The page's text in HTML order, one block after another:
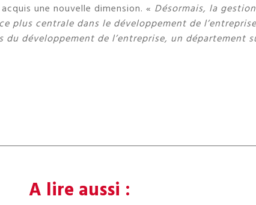
une nouvelle dimension. « Désormais, la
plus centrale dans le développement de
du développement de l’entreprise, un département
A lire aussi :